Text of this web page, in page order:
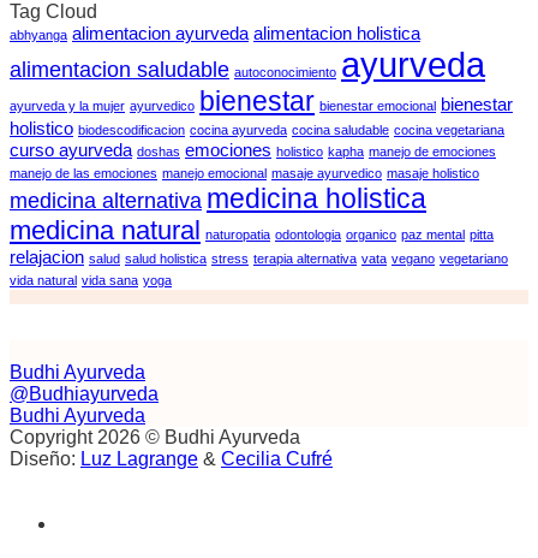
Tag Cloud
abhyanga alimentacion ayurveda alimentacion holistica
alimentacion saludable autoconocimiento ayurveda
ayurveda y la mujer ayurvedico bienestar bienestar emocional
bienestar
holistico biodescodificacion cocina ayurveda cocina saludable cocina vegetariana
curso ayurveda doshas emociones holistico kapha manejo de emociones
manejo de las emociones manejo emocional masaje ayurvedico masaje holistico
medicina alternativa medicina holistica
medicina natural naturopatia odontologia organico paz mental pitta
relajacion salud salud holistica stress terapia alternativa vata vegano vegetariano
vida natural vida sana yoga
Budhi Ayurveda
@Budhiayurveda
Budhi Ayurveda
Copyright 2026 © Budhi Ayurveda
Diseño: Luz Lagrange & Cecilia Cufré